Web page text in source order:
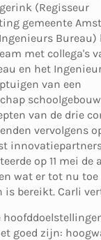
(Regisseur
gemeente
Bureau)
met collega's
en het
van een
van de drie
vervolgens
op 11 mei de
wat er tot nu toe
bereikt. Carli
goed zijn: